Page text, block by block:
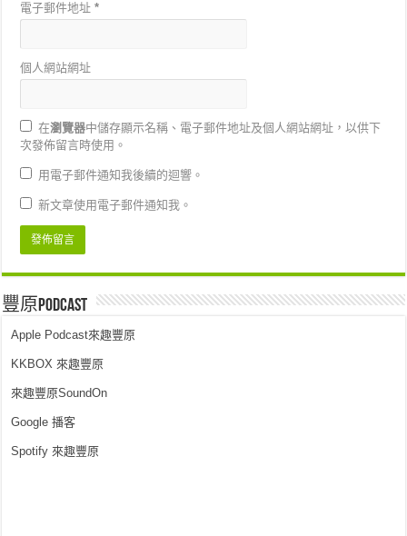
電子郵件地址*
個人網站網址
在瀏覽器中儲存顯示名稱、電子郵件地址及個人網站網址，以供下
次發佈留言時使用。
用電子郵件通知我後續的迴響。
新文章使用電子郵件通知我。
豐原PodCast
Apple Podcast來趣豐原
KKBOX 來趣豐原
來趣豐原SoundOn
Google 播客
Spotify 來趣豐原